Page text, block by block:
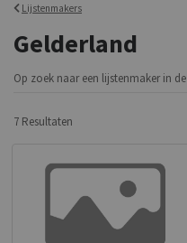
Lijstenmakers
Gelderland
7 Resultaten